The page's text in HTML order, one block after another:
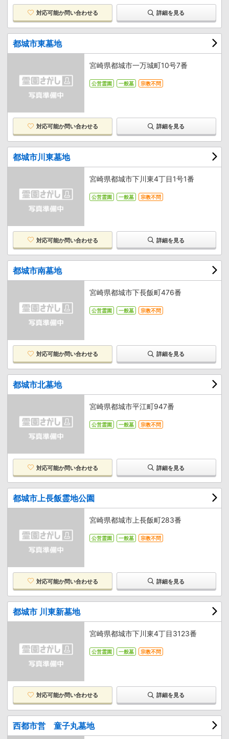
対応可能か問い合わせる 詳細を見る
都城市東墓地
宮崎県都城市一万城町10号7番
公営霊園 一般墓 宗教不問
対応可能か問い合わせる 詳細を見る
都城市川東墓地
宮崎県都城市下川東4丁目1号1番
公営霊園 一般墓 宗教不問
対応可能か問い合わせる 詳細を見る
都城市南墓地
宮崎県都城市下長飯町476番
公営霊園 一般墓 宗教不問
対応可能か問い合わせる 詳細を見る
都城市北墓地
宮崎県都城市平江町947番
公営霊園 一般墓 宗教不問
対応可能か問い合わせる 詳細を見る
都城市上長飯霊地公園
宮崎県都城市上長飯町283番
公営霊園 一般墓 宗教不問
対応可能か問い合わせる 詳細を見る
都城市 川東新墓地
宮崎県都城市下川東4丁目3123番
公営霊園 一般墓 宗教不問
対応可能か問い合わせる 詳細を見る
西都市営 童子丸墓地